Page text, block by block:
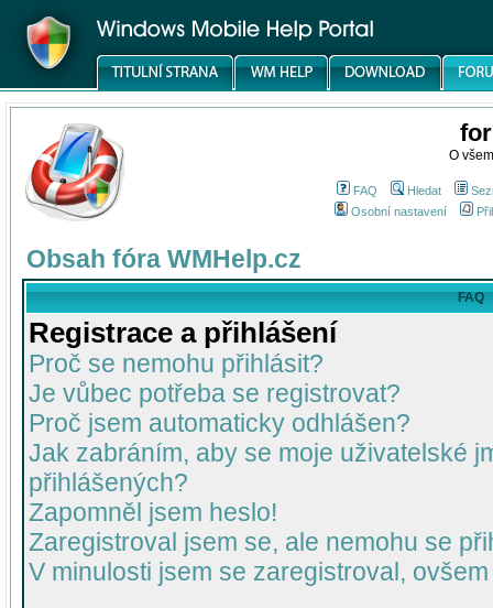
O
FAQ Hledat
Osobní nastavení
Obsah fóra WMHelp.cz
FAQ
Registrace a přihlášení
Proč se nemohu přihlásit?
Je vůbec potřeba se registrovat?
Proč jsem automaticky odhlášen?
Jak zabráním, aby se moje uživatelské
přihlášených?
Zapomněl jsem heslo!
Zaregistroval jsem se, ale nemohu se
V minulosti jsem se zaregistroval,